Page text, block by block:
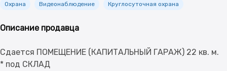
Охрана Видеонаблюдение Круглосуточная охрана
Описание продавца
Cдaется ПОМЕЩЕНИЕ (КАПИТАЛЬНЫЙ ГАРАЖ) 22 кв. м.
* под СКЛАД